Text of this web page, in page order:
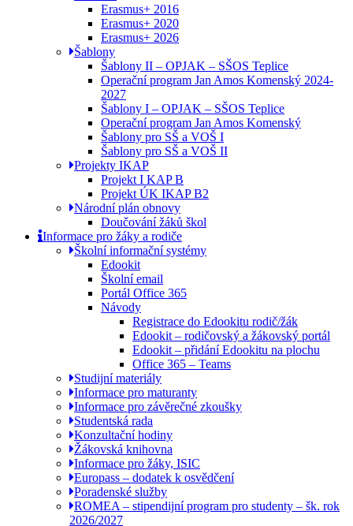
Erasmus+ 2016
Erasmus+ 2020
Erasmus+ 2026
Šablony
Šablony II – OPJAK – SŠOS Teplice
Operační program Jan Amos Komenský 2024-
2027
Šablony I – OPJAK – SŠOS Teplice
Operační program Jan Amos Komenský
Šablony pro SŠ a VOŠ I
Šablony pro SŠ a VOŠ II
Projekty IKAP
Projekt I KAP B
Projekt ÚK IKAP B2
Národní plán obnovy
Doučování žáků škol
Informace pro žáky a rodiče
Školní informační systémy
Edookit
Školní email
Portál Office 365
Návody
Registrace do Edookitu rodič/žák
Edookit – rodičovský a žákovský portál
Edookit – přidání Edookitu na plochu
Office 365 – Teams
Studijní materiály
Informace pro maturanty
Informace pro závěrečné zkoušky
Studentská rada
Konzultační hodiny
Žákovská knihovna
Informace pro žáky, ISIC
Europass – dodatek k osvědčení
Poradenské služby
ROMEA – stipendijní program pro studenty – šk. rok
2026/2027